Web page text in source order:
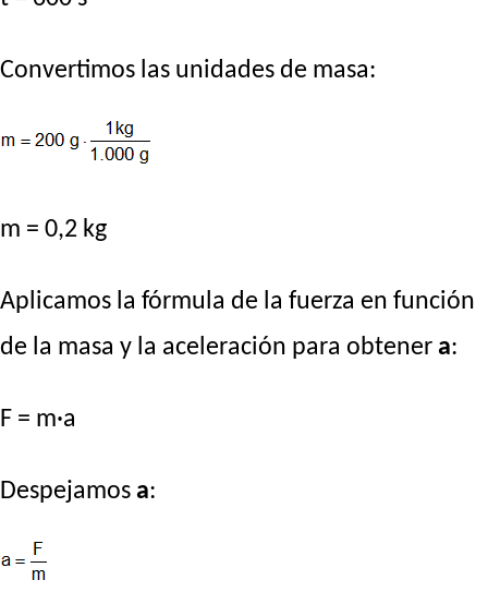
Convertimos las unidades de masa:
m = 0,2 kg
Aplicamos la fórmula de la fuerza en función
de la masa y la aceleración para obtener a:
F = m·a
Despejamos a: